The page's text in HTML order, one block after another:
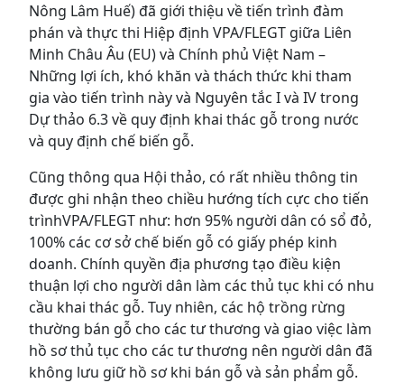
Nông Lâm Huế) đã giới thiệu về tiến trình đàm
phán và thực thi Hiệp định VPA/FLEGT giữa Liên
Minh Châu Âu (EU) và Chính phủ Việt Nam –
Những lợi ích, khó khăn và thách thức khi tham
gia vào tiến trình này và Nguyên tắc I và IV trong
Dự thảo 6.3 về quy định khai thác gỗ trong nước
và quy định chế biến gỗ.
Cũng thông qua Hội thảo, có rất nhiều thông tin
được ghi nhận theo chiều hướng tích cực cho tiến
trìnhVPA/FLEGT như: hơn 95% người dân có sổ đỏ,
100% các cơ sở chế biến gỗ có giấy phép kinh
doanh. Chính quyền địa phương tạo điều kiện
thuận lợi cho người dân làm các thủ tục khi có nhu
cầu khai thác gỗ. Tuy nhiên, các hộ trồng rừng
thường bán gỗ cho các tư thương và giao việc làm
hồ sơ thủ tục cho các tư thương nên người dân đã
không lưu giữ hồ sơ khi bán gỗ và sản phẩm gỗ.